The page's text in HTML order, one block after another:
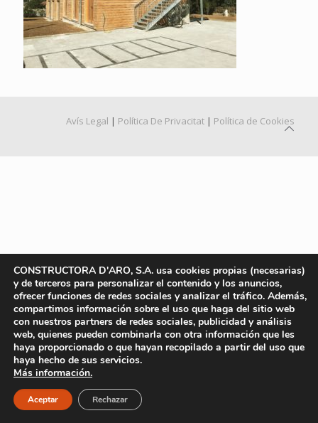
Avís Legal | Política De Privacitat | Política de Cookies
CONSTRUCTORA D'ARO, S.A. usa cookies propias (necesarias)
y de terceros para personalizar el contenido y los anuncios,
ofrecer funciones de redes sociales y analizar el tráfico. Además,
compartimos información sobre el uso que haga del sitio web
con nuestros partners de redes sociales, publicidad y análisis
web, quienes pueden combinarla con otra información que les
haya proporcionado o que hayan recopilado a partir del uso que
haya hecho de sus servicios.
Más información.
Aceptar Rechazar